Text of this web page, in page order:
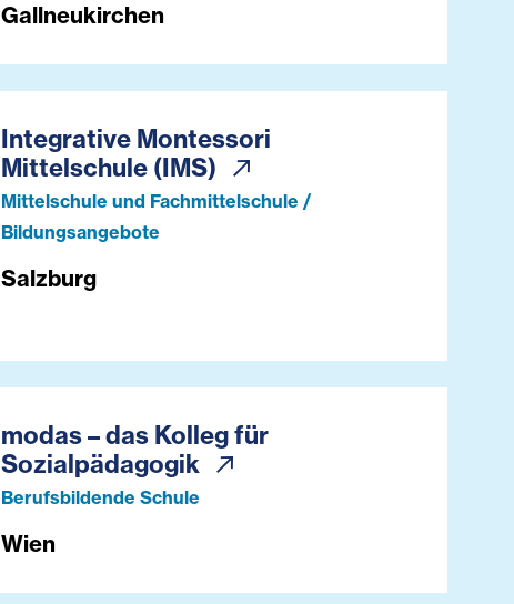
Gallneukirchen
Integrative Montessori
Mittelschule (IMS)
Mittelschule und Fachmittelschule /
Bildungsangebote
Salzburg
modas – das Kolleg für
Sozialpädagogik
Berufsbildende Schule
Wien